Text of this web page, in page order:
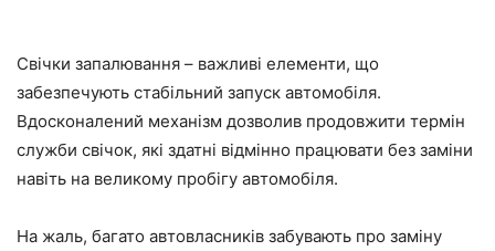
Свічки запалювання – важливі елементи, що
забезпечують стабільний запуск автомобіля.
Вдосконалений механізм дозволив продовжити термін
служби свічок, які здатні відмінно працювати без заміни
навіть на великому пробігу автомобіля.
На жаль, багато автовласників забувають про заміну